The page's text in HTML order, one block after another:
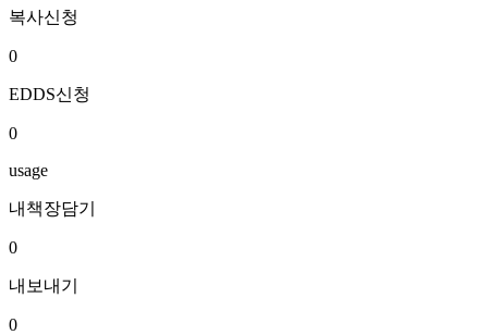
복사신청
0
EDDS신청
0
usage
내책장담기
0
내보내기
0